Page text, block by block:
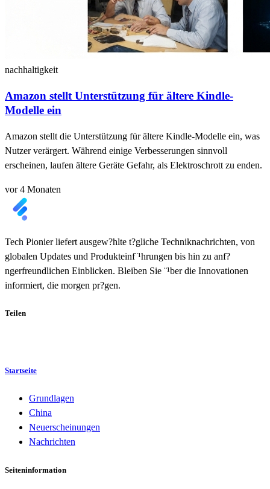
nachhaltigkeit
Amazon stellt Unterstützung für ältere Kindle-
Modelle ein
Amazon stellt die Unterstützung für ältere Kindle-Modelle ein, was
Nutzer verärgert. Während einige Verbesserungen sinnvoll
erscheinen, laufen ältere Geräte Gefahr, als Elektroschrott zu enden.
vor 4 Monaten
Tech Pionier liefert ausgew?hlte t?gliche Techniknachrichten, von
globalen Updates und Produkteinf¨¹hrungen bis hin zu anf?
ngerfreundlichen Einblicken. Bleiben Sie ¨¹ber die Innovationen
informiert, die morgen pr?gen.
Teilen
Startseite
Grundlagen
China
Neuerscheinungen
Nachrichten
Seiteninformation